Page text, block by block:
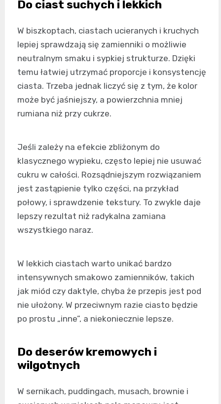
Do ciast suchych i lekkich
W biszkoptach, ciastach ucieranych i kruchych
lepiej sprawdzają się zamienniki o możliwie
neutralnym smaku i sypkiej strukturze. Dzięki
temu łatwiej utrzymać proporcje i konsystencję
ciasta. Trzeba jednak liczyć się z tym, że kolor
może być jaśniejszy, a powierzchnia mniej
rumiana niż przy cukrze.
Jeśli zależy na efekcie zbliżonym do
klasycznego wypieku, często lepiej nie usuwać
cukru w całości. Rozsądniejszym rozwiązaniem
jest zastąpienie tylko części, na przykład
połowy, i sprawdzenie tekstury. To zwykle daje
lepszy rezultat niż radykalna zamiana
wszystkiego naraz.
W lekkich ciastach warto unikać bardzo
intensywnych smakowo zamienników, takich
jak miód czy daktyle, chyba że przepis jest pod
nie ułożony. W przeciwnym razie ciasto będzie
po prostu „inne”, a niekoniecznie lepsze.
Do deserów kremowych i
wilgotnych
W sernikach, puddingach, musach, brownie i